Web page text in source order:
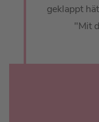
geklappt
"Mit